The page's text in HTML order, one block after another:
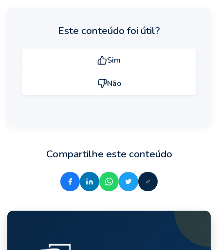
Este conteúdo foi útil?
Sim
Não
Compartilhe este conteúdo